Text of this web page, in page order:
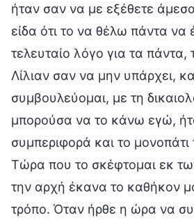
ήταν σαν να με εξέθετε
είδα ότι το να θέλω πάντα να
τελευταίο λόγο για τα πάντα,
Λίλιαν σαν να μην υπάρχει,
συμβουλεύομαι, με τη
μπορούσα να το κάνω εγώ,
συμπεριφορά και το μονοπάτι
Τώρα που το σκέφτομαι εκ
την αρχή έκανα το καθήκον
τρόπο. Όταν ήρθε η ώρα να